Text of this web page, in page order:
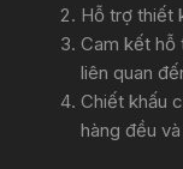
Hỗ trợ thiết
Cam kết hỗ
liên quan
Chiết khấu
hàng đều